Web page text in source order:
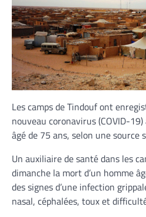
Les camps de Tindouf ont
nouveau coronavirus (COVID-
âgé de 75 ans, selon une source
Un auxiliaire de santé dans les
dimanche la mort d’un homme
des signes d’une infection
nasal, céphalées, toux et